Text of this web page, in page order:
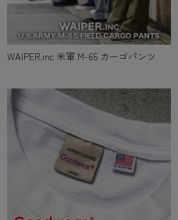
WAIPER.inc 米軍 M-65 カーゴパンツ